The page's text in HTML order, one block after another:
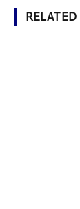
RELATED